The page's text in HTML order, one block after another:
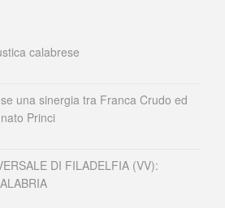
calabrese
una sinergia tra Franca Crudo ed
Princi
DI FILADELFIA (VV):